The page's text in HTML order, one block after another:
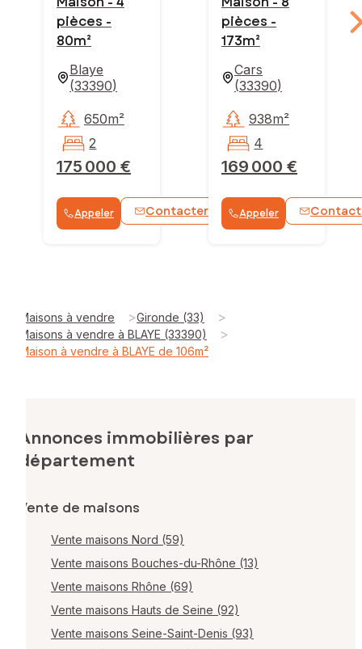
pièces -
80m²
Blaye
(33390)
175 000 €
650m²
2
Appeler Contacter WhatsApp
pièces -
173m²
Cars
(33390)
169 000 €
938m²
4
Appeler
Maisons à vendre >Gironde (33) >
Maisons à vendre à BLAYE (33390) >
Maison à vendre à BLAYE de 106m²
Annonces immobilières par
département
Vente de maisons
Vente maisons Nord (59)
Vente maisons Bouches-du-Rhône (13)
Vente maisons Rhône (69)
Vente maisons Hauts de Seine (92)
Vente maisons Seine-Saint-Denis (93)